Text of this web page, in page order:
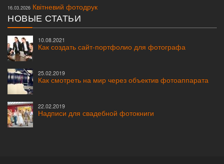
16.03.2026 Квітневий фотодрук
НОВЫЕ СТАТЬИ
10.08.2021
Как создать сайт-портфолио для фотографа
25.02.2019
Как смотреть на мир через объектив фотоаппарата
22.02.2019
Надписи для свадебной фотокниги